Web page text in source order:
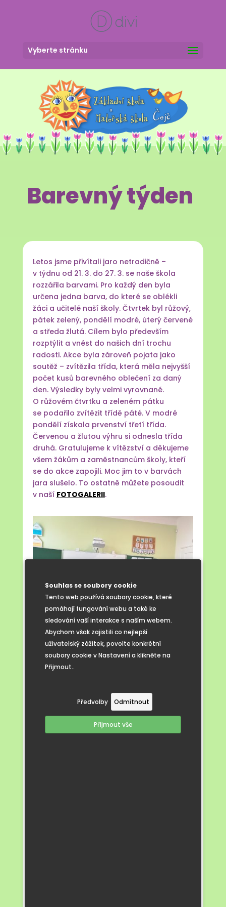
Souhlas se soubory cookie
Tento web používá soubory cookie, které
pomáhají fungování webu a také ke
sledování vaší interakce s naším webem.
Abychom však zajistili co nejlepší
uživatelský zážitek, povolte konkrétní
soubory cookie v Nastavení a klikněte na
Přijmout..
Předvolby Odmítnout
Příjmout vše
Vyberte stránku
Barevný týden
Letos jsme přivítali jaro netradičně –
v týdnu od 21. 3. do 27. 3. se naše škola
rozzářila barvami. Pro každý den byla
určena jedna barva, do které se oblékli
žáci a učitelé naší školy. Čtvrtek byl růžový,
pátek zelený, pondělí modré, úterý červené
a středa žlutá. Cílem bylo především
rozptýlit a vnést do našich dní trochu
radosti. Akce byla zároveň pojata jako
soutěž – zvítězila třída, která měla nejvyšší
počet kusů barevného oblečení za daný
den. Výsledky byly velmi vyrovnané.
O růžovém čtvrtku a zeleném pátku
se podařilo zvítězit třídě páté. V modré
pondělí získala prvenství třetí třída.
Červenou a žlutou výhru si odnesla třída
druhá. Gratulujeme k vítězství a děkujeme
všem žákům a zaměstnancům školy, kteří
se do akce zapojili. Moc jim to v barvách
jara slušelo. To ostatně můžete posoudit
v naší FOTOGALERII.